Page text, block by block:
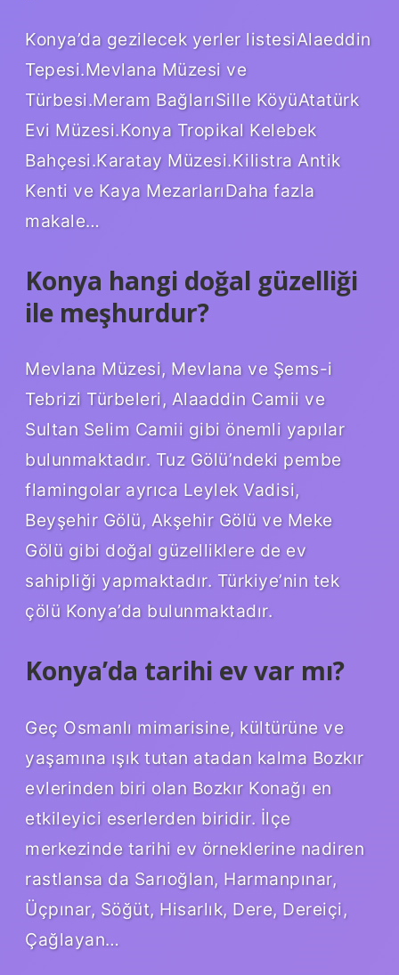
Konya’da gezilecek yerler listesiAlaeddin
Tepesi.Mevlana Müzesi ve
Türbesi.Meram BağlarıSille KöyüAtatürk
Evi Müzesi.Konya Tropikal Kelebek
Bahçesi.Karatay Müzesi.Kilistra Antik
Kenti ve Kaya MezarlarıDaha fazla
makale…
Konya hangi doğal güzelliği
ile meşhurdur?
Mevlana Müzesi, Mevlana ve Şems-i
Tebrizi Türbeleri, Alaaddin Camii ve
Sultan Selim Camii gibi önemli yapılar
bulunmaktadır. Tuz Gölü’ndeki pembe
flamingolar ayrıca Leylek Vadisi,
Beyşehir Gölü, Akşehir Gölü ve Meke
Gölü gibi doğal güzelliklere de ev
sahipliği yapmaktadır. Türkiye’nin tek
çölü Konya’da bulunmaktadır.
Konya’da tarihi ev var mı?
Geç Osmanlı mimarisine, kültürüne ve
yaşamına ışık tutan atadan kalma Bozkır
evlerinden biri olan Bozkır Konağı en
etkileyici eserlerden biridir. İlçe
merkezinde tarihi ev örneklerine nadiren
rastlansa da Sarıoğlan, Harmanpınar,
Üçpınar, Söğüt, Hisarlık, Dere, Dereiçi,
Çağlayan…